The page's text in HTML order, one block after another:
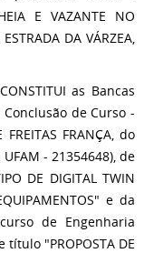
E VAZANTE NO
DA VÁRZEA,
CONSTITUI as Bancas
de Curso -
FRANÇA​, do
- 21354648), de
DE DIGITAL TWIN
e da
de Engenharia
"PROPOSTA DE